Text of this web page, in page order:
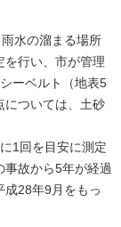
水の溜まる場所
を行い、市が管理
ーベルト（地表5
については、土砂
1回を目安に測定
事故から5年が経過
成28年9月をもっ